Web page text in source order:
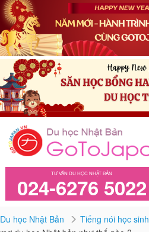
TƯ VẤN DU HỌC NHẬT BẢN
024-6276 5022
Du học Nhật Bản Tiếng nói học sinh